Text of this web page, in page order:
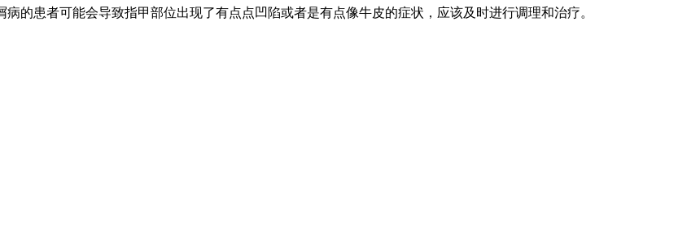
的患者可能会导致指甲部位出现了有点点凹陷或者是有点像牛皮的症状，应该及时进行调理和治疗。